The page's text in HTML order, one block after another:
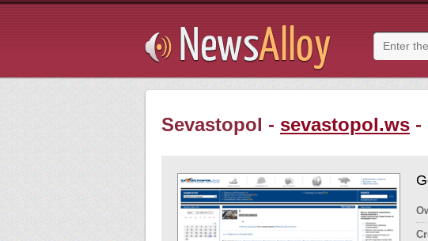
Sevastopol - sevastopol.ws -